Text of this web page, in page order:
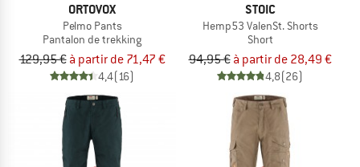
ORTOVOX
Pelmo Pants
Pantalon de trekking
129,95 € à partir de 71,47 €
4,4(16)
STOIC
Hemp53 ValenSt. Shorts
Short
94,95 € à partir de 28,49 €
4,8(26)